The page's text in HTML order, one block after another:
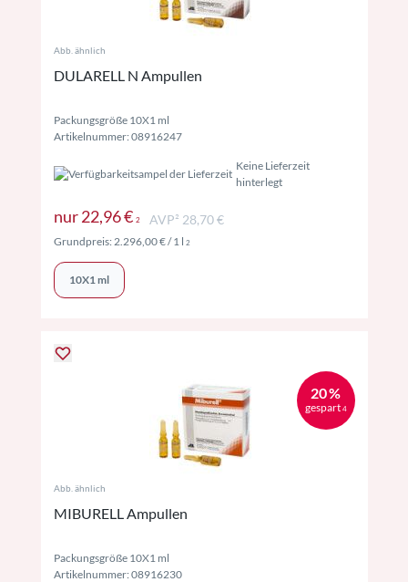
Abb. ähnlich
DULARELL N Ampullen
Packungsgröße 10X1 ml
Artikelnummer: 08916247
Keine Lieferzeit
hinterlegt
nur22,96 € 2Preise inkl. MwSt. ggf. zzgl. Versand
AVP² 28,70 €
Grundpreis:2.296,00 €/ 1 l 2Preise inkl. MwSt. ggf. zzgl. Versand
10X1 ml
20 %
gespart 4
Abb. ähnlich
MIBURELL Ampullen
Packungsgröße 10X1 ml
Artikelnummer: 08916230